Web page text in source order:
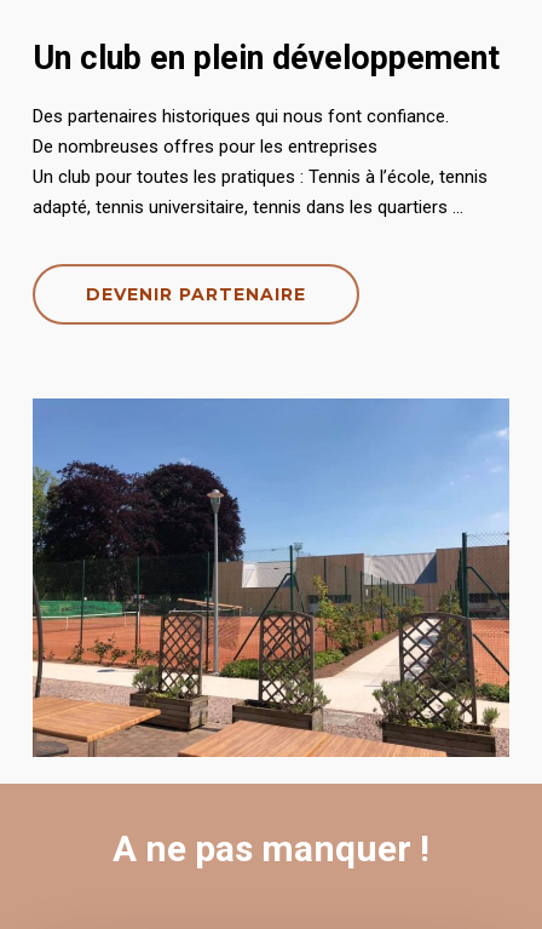
Un club en plein développement
Des partenaires historiques qui nous font confiance.
De nombreuses offres pour les entreprises
Un club pour toutes les pratiques : Tennis à l’école, tennis
adapté, tennis universitaire, tennis dans les quartiers …
DEVENIR PARTENAIRE
A ne pas manquer !